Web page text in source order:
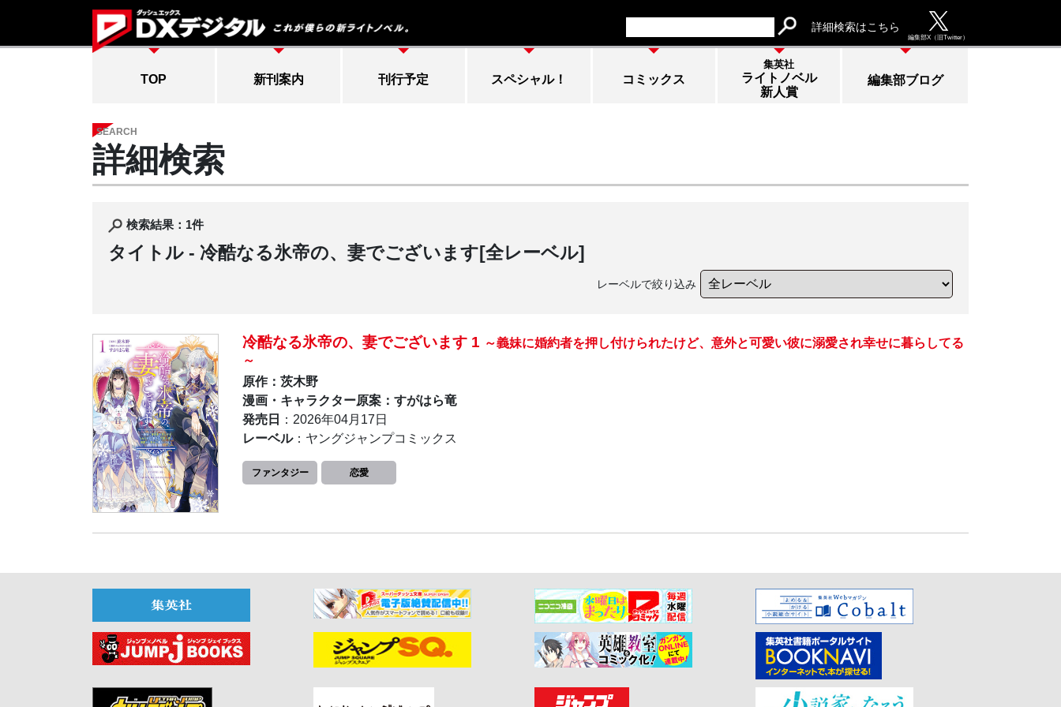
詳細検索はこちら
編集部X（旧Twitter）
TOP 新刊案内 刊行予定 スペシャル！ コミックス
集英社
ライトノベル
新人賞
編集部ブログ
SEARCH
詳細検索
検索結果：1件
タイトル - 冷酷なる氷帝の、妻でございます[全レーベル]
レーベルで絞り込み
冷酷なる氷帝の、妻でございます 1 ～義妹に婚約者を押し付けられたけど、意外と可愛い彼に溺愛され幸せに暮らしてる
～
原作：茨木野
漫画・キャラクター原案：すがはら竜
発売日
：2026年04月17日
レーベル：ヤングジャンプコミックス
ファンタジー 恋愛